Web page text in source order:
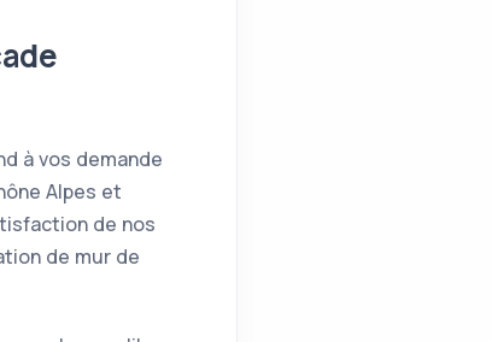
à vos demande
Alpes et
de nos
de mur de